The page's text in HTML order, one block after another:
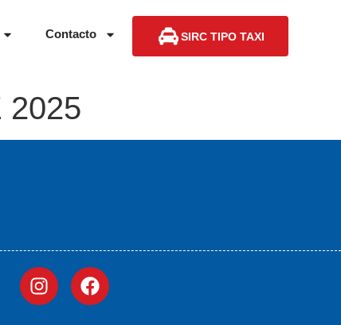
Contacto SIRC TIPO TAXI
2025